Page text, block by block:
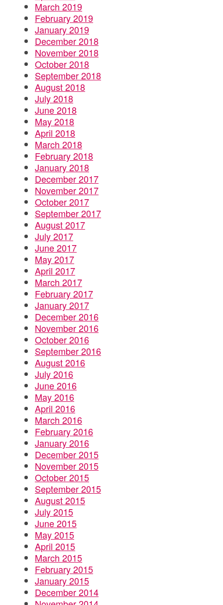
March 2019
February 2019
January 2019
December 2018
November 2018
October 2018
September 2018
August 2018
July 2018
June 2018
May 2018
April 2018
March 2018
February 2018
January 2018
December 2017
November 2017
October 2017
September 2017
August 2017
July 2017
June 2017
May 2017
April 2017
March 2017
February 2017
January 2017
December 2016
November 2016
October 2016
September 2016
August 2016
July 2016
June 2016
May 2016
April 2016
March 2016
February 2016
January 2016
December 2015
November 2015
October 2015
September 2015
August 2015
July 2015
June 2015
May 2015
April 2015
March 2015
February 2015
January 2015
December 2014